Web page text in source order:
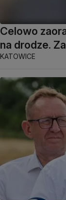
Celowo
na drodze.
KATOWICE